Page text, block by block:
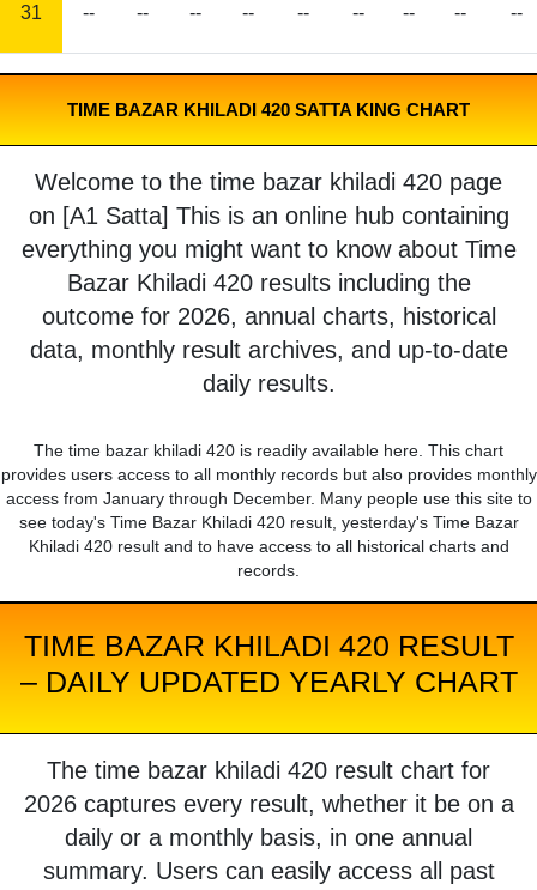
31 -- -- -- -- -- -- -- -- --
TIME BAZAR KHILADI 420 SATTA KING CHART
Welcome to the time bazar khiladi 420 page
on [A1 Satta] This is an online hub containing
everything you might want to know about Time
Bazar Khiladi 420 results including the
outcome for 2026, annual charts, historical
data, monthly result archives, and up-to-date
daily results.
The time bazar khiladi 420 is readily available here. This chart
provides users access to all monthly records but also provides monthly
access from January through December. Many people use this site to
see today's Time Bazar Khiladi 420 result, yesterday's Time Bazar
Khiladi 420 result and to have access to all historical charts and
records.
TIME BAZAR KHILADI 420 RESULT
– DAILY UPDATED YEARLY CHART
The time bazar khiladi 420 result chart for
2026 captures every result, whether it be on a
daily or a monthly basis, in one annual
summary. Users can easily access all past